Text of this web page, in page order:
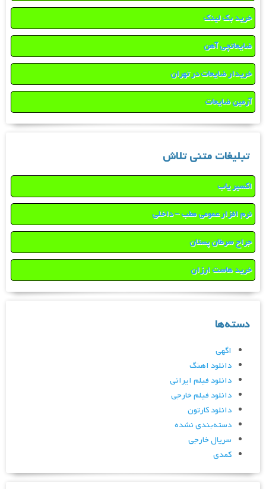
خرید بک لینک
ضایعاتچی آهن
خریدار ضایعات در تهران
آرمین ضایعات
تبلیغات متنی تلاش
اکسیر یاب
نرم افزار عمومی مطب – داخلی
جراح سرطان پستان
خرید هاست ارزان
دسته‌ها
اگهی
دانلود اهنگ
دانلود فیلم ایرانی
دانلود فیلم خارجی
دانلود کارتون
دسته‌بندی نشده
سریال خارجی
کمدی